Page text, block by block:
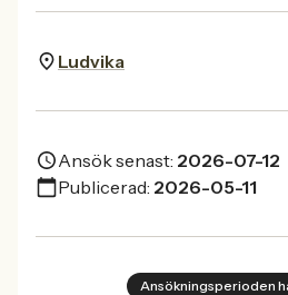
Ludvika
Ansök senast: 2026-07-12
Publicerad: 2026-05-11
Ansökningsperioden